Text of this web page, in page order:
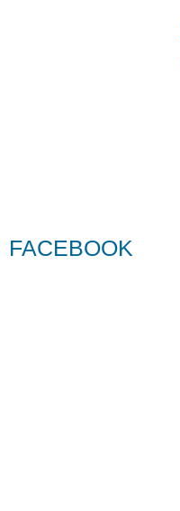
FACEBOOK